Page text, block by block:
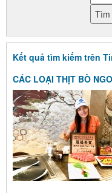
Kết quả tìm kiếm trên
CÁC LOẠI THỊT BÒ